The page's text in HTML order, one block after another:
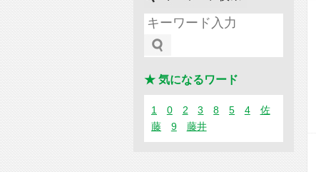
★ 気になるワード
1 0 2 3 8 5 4
佐
藤
9 藤井